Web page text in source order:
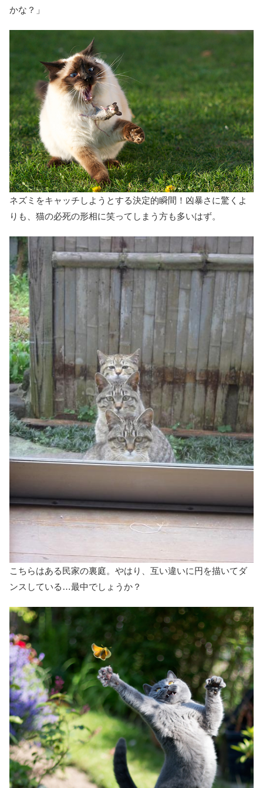
かな？」
ネズミをキャッチしようとする決定的瞬間！凶暴さに驚くよ
りも、猫の必死の形相に笑ってしまう方も多いはず。
こちらはある民家の裏庭。やはり、互い違いに円を描いてダ
ンスしている…最中でしょうか？